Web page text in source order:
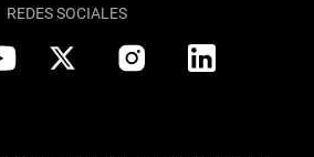
REDES SOCIALES